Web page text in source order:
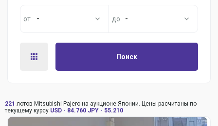
- -
Поиск
221 лотов Mitsubishi Pajero на аукционе Японии. Цены расчитаны по
текущему курсу USD - 84.760 JPY - 55.210